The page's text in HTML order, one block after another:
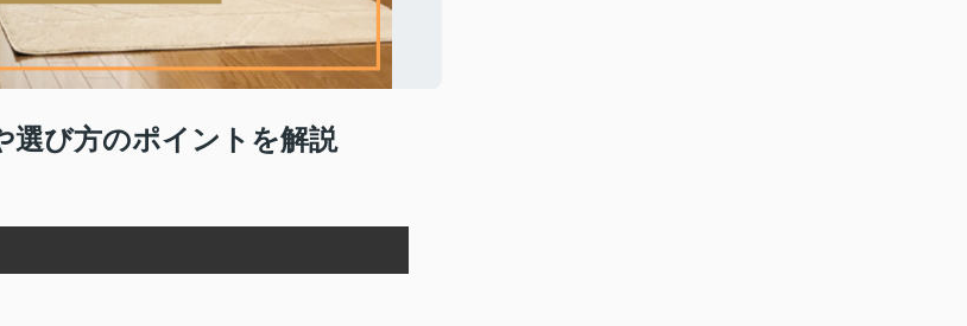
選び方のポイントを解説